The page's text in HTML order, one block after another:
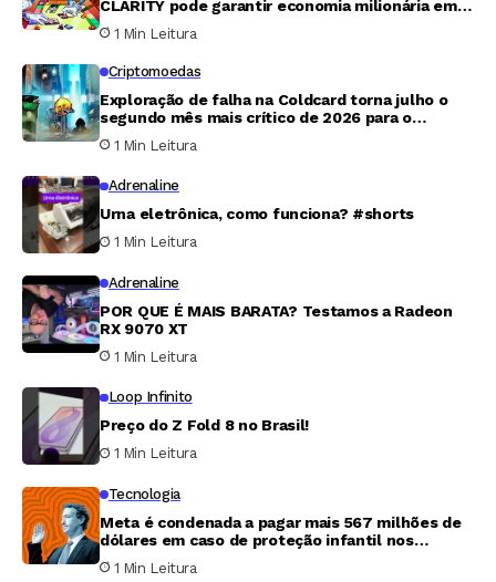
CLARITY pode garantir economia milionária em
tributos para Trump
1 Min Leitura
Criptomoedas
Exploração de falha na Coldcard torna julho o
segundo mês mais crítico de 2026 para o
mercado cripto
1 Min Leitura
Adrenaline
Urna eletrônica, como funciona? #shorts
1 Min Leitura
Adrenaline
POR QUE É MAIS BARATA? Testamos a Radeon
RX 9070 XT
1 Min Leitura
Loop Infinito
Preço do Z Fold 8 no Brasil!
1 Min Leitura
Tecnologia
Meta é condenada a pagar mais 567 milhões de
dólares em caso de proteção infantil nos
Estados Unidos
1 Min Leitura